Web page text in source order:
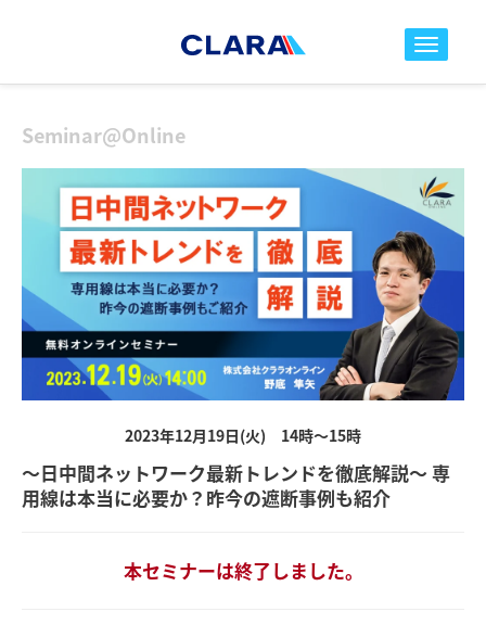
toggle
Seminar@Online
2023年12月19日(火) 14時～15時
～日中間ネットワーク最新トレンドを徹底解説～ 専
用線は本当に必要か？昨今の遮断事例も紹介
本セミナーは終了しました。